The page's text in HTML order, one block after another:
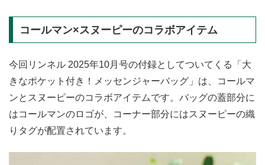
コールマン×スヌーピーのコラボアイテム
今回リンネル 2025年10月号の付録としてついてくる「大
きなポケット付き！メッセンジャーバッグ」は、コールマ
ンとスヌーピーのコラボアイテムです。バッグの蓋部分に
はコールマンのロゴが、コーナー部分にはスヌーピーの織
りタグが配置されています。